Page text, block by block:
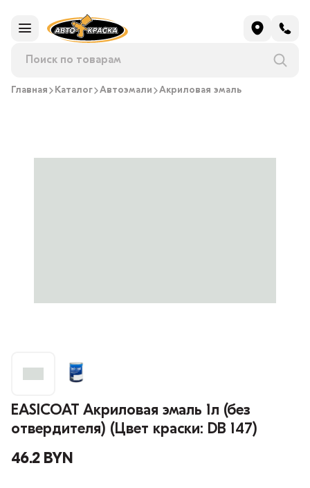
Главная Каталог Автоэмали Акриловая эмаль
EASICOAT Акриловая эмаль 1л (без
отвердителя) (Цвет краски: DB 147)
46.2 BYN